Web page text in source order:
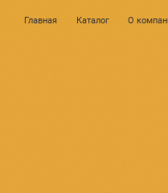
Главная Каталог О компании